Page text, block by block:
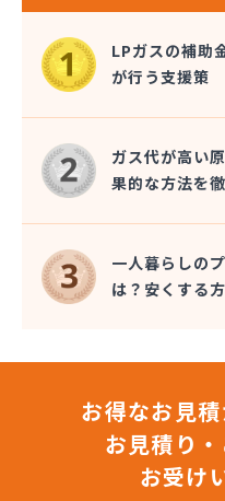
株式会社丸 藤
株式会社鬼木商店
株式会社金光商店
株式会社九酸ガス住設
株式会社九酸ガス住
株式会社九酸ガス住
株式会社桑野商会
株式会社光栄ガス家電
株式会社佐々木東商店
株式会社再生エネルギー
株式会社坂田ガス住設
株式会社三 豊
株式会社柴田産業
株式会社昭和ガス
株式会社松浦商会
株式会社松隈石油店
LPガスの補助
が行う支援策
ガス代が高い
果的な方法を
一人暮らしの
は？安くする
お得なお見
お見積り
お受け